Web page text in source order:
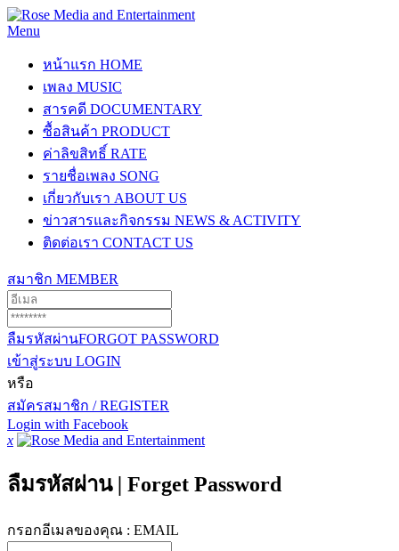
Menu
หน้าแรก HOME
เพลง MUSIC
สารคดี DOCUMENTARY
ซื้อสินค้า PRODUCT
ค่าลิขสิทธิ์ RATE
รายชื่อเพลง SONG
เกี่ยวกับเรา ABOUT US
ข่าวสารและกิจกรรม NEWS & ACTIVITY
ติดต่อเรา CONTACT US
สมาชิก MEMBER
ลืมรหัสผ่านFORGOT PASSWORD
เข้าสู่ระบบ LOGIN
หรือ
สมัครสมาชิก / REGISTER
Login with Facebook
x
ลืมรหัสผ่าน | Forget Password
กรอกอีเมลของคุณ : EMAIL